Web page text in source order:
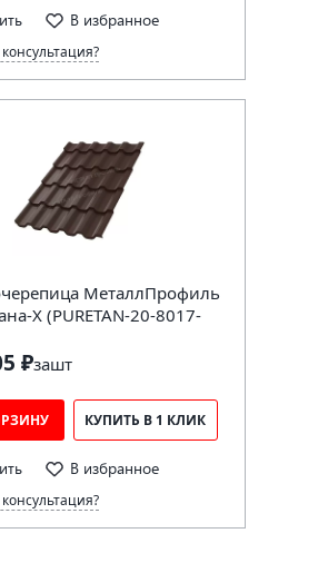
В избранное
МеталлПрофиль
X (PURETAN-20-8017-
₽зашт
КУПИТЬ В 1 КЛИК
В избранное